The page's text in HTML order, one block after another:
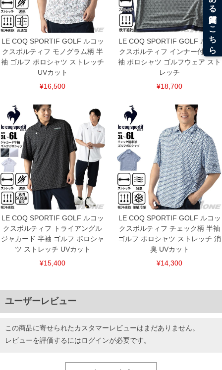
COLOR VARIATION
LE COQ SPORTIF GOLF ルコッ
クスポルティフ モノグラム柄 半
袖 ゴルフ ポロシャツ ストレッチ
UVカット
¥16,500
LE COQ SPORTIF GOLF ルコッ
クスポルティフ インナー付き 半
袖 ポロシャツ ゴルフウェア スト
レッチ
¥18,700
LE COQ SPORTIF GOLF ルコッ
クスポルティフ トライアングル
ジャカード 半袖 ゴルフ ポロシャ
ツ ストレッチ UVカット
¥15,400
LE COQ SPORTIF GOLF ルコッ
クスポルティフ チェック柄 半袖
ゴルフ ポロシャツ ストレッチ 消
臭 UVカット
¥14,300
ユーザーレビュー
この商品に寄せられたカスタマーレビューはまだありません。
レビューを評価するにはログインが必要です。